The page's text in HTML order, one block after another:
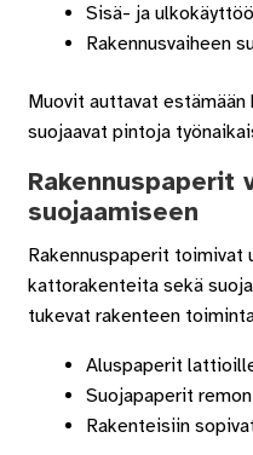
Sisä- ja
Rakennusvaiheen
Muovit auttavat
suojaavat pintoja
Rakennuspaperit
suojaamiseen
Rakennuspaperit toimivat
kattorakenteita sekä
tukevat rakenteen
Aluspaperit
Suojapaperit
Rakenteisiin